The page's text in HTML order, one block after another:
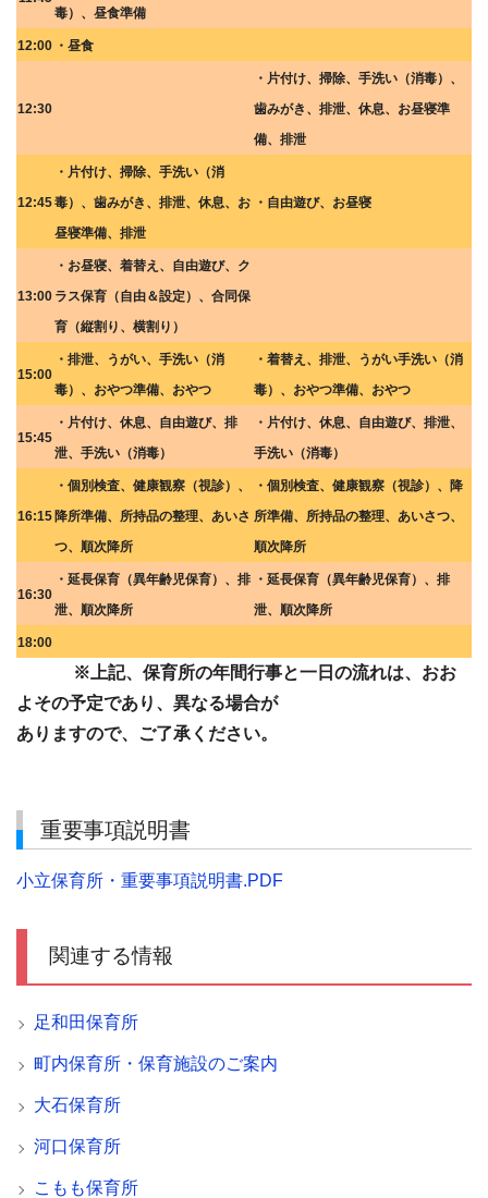
毒）、昼食準備
12:00 ・昼食
12:30
・片付け、掃除、手洗い（消毒）、
歯みがき、排泄、休息、お昼寝準
備、排泄
12:45
・片付け、掃除、手洗い（消
毒）、歯みがき、排泄、休息、お
昼寝準備、排泄
・自由遊び、お昼寝
13:00
・お昼寝、着替え、自由遊び、ク
ラス保育（自由＆設定）、合同保
育（縦割り、横割り）
15:00
・排泄、うがい、手洗い（消
毒）、おやつ準備、おやつ
・着替え、排泄、うがい手洗い（消
毒）、おやつ準備、おやつ
15:45
・片付け、休息、自由遊び、排
泄、手洗い（消毒）
・片付け、休息、自由遊び、排泄、
手洗い（消毒）
16:15
・個別検査、健康観察（視診）、
降所準備、所持品の整理、あいさ
つ、順次降所
・個別検査、健康観察（視診）、降
所準備、所持品の整理、あいさつ、
順次降所
16:30
・延長保育（異年齢児保育）、排
泄、順次降所
・延長保育（異年齢児保育）、排
泄、順次降所
18:00
※上記、保育所の年間行事と一日の流れは、おお
よその予定であり、異なる場合が
ありますので、ご了承ください。
重要事項説明書
小立保育所・重要事項説明書.PDF
関連する情報
足和田保育所
町内保育所・保育施設のご案内
大石保育所
河口保育所
こもも保育所